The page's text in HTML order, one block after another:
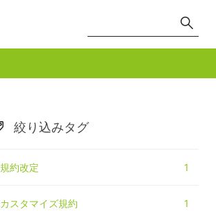
絞り込みタグ
規約改定 1
カスタマイズ規約 1